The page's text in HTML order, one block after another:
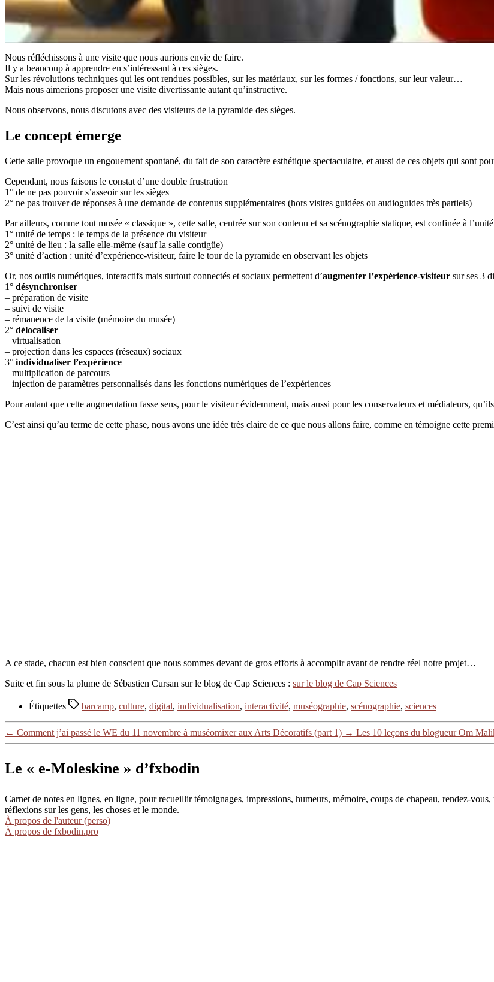
Nous réfléchissons à une visite que nous aurions envie de faire.
Il y a beaucoup à apprendre en s’intéressant à ces sièges.
Sur les révolutions techniques qui les ont rendues possibles, sur les matériaux, sur les formes / fonctions, sur leur valeur…
Mais nous aimerions proposer une visite divertissante autant qu’instructive.
Nous observons, nous discutons avec des visiteurs de la pyramide des sièges.
Le concept émerge
Cette salle provoque un engouement spontané, du fait de son caractère esthétique spectaculaire, et aussi de ces objets qui sont
Cependant, nous faisons le constat d’une double frustration
1° de ne pas pouvoir s’asseoir sur les sièges
2° ne pas trouver de réponses à une demande de contenus supplémentaires (hors visites guidées ou audioguides très partiels)
Par ailleurs, comme tout musée « classique », cette salle, centrée sur son contenu et sa scénographie statique, est confinée à
1° unité de temps : le temps de la présence du visiteur
2° unité de lieu : la salle elle-même (sauf la salle contigüe)
3° unité d’action : unité d’expérience-visiteur, faire le tour de la pyramide en observant les objets
Or, nos outils numériques, interactifs mais surtout connectés et sociaux permettent d’augmenter l’expérience-visiteur sur ses 3
1° désynchroniser
– préparation de visite
– suivi de visite
– rémanence de la visite (mémoire du musée)
2° délocaliser
– virtualisation
– projection dans les espaces (réseaux) sociaux
3° individualiser l’expérience
– multiplication de parcours
– injection de paramètres personnalisés dans les fonctions numériques de l’expériences
Pour autant que cette augmentation fasse sens, pour le visiteur évidemment, mais aussi pour les conservateurs et médiateurs,
C’est ainsi qu’au terme de cette phase, nous avons une idée très claire de ce que nous allons faire, comme en témoigne cette
A ce stade, chacun est bien conscient que nous sommes devant de gros efforts à accomplir avant de rendre réel notre projet…
Suite et fin sous la plume de Sébastien Cursan sur le blog de Cap Sciences : sur le blog de Cap Sciences
Étiquettes barcamp, culture, digital, individualisation, interactivité, muséographie, scénographie, sciences
← Comment j’ai passé le WE du 11 novembre à muséomixer aux Arts Décoratifs (part 1) → Les 10 leçons du blogueur Om
Le « e-Moleskine » d’fxbodin
Carnet de notes en lignes, en ligne, pour recueillir témoignages, impressions, humeurs, mémoire, coups de chapeau, rendez-
réflexions sur les gens, les choses et le monde.
À propos de l'auteur (perso)
À propos de fxbodin.pro